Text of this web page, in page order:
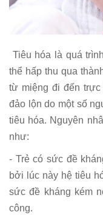
Tiêu hóa là quá
thể hấp thu qua
từ miệng đi đến trực
đảo lộn do một số
tiêu hóa. Nguyên
như:
- Trẻ có sức đề
bởi lúc này hệ tiêu
sức đề kháng kém
công.